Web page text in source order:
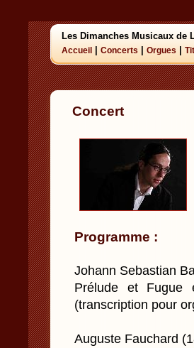
Les Dimanches Musicaux de
Accueil Concerts Orgues
Concert
Programme :
Johann Sebastian
Prélude et Fugue
(transcription pour
Auguste Fauchard